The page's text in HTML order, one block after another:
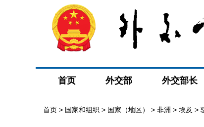
首页 外交部 外交部长
首页 > 国家和组织 > 国家（地区） > 非洲 > 埃及 >